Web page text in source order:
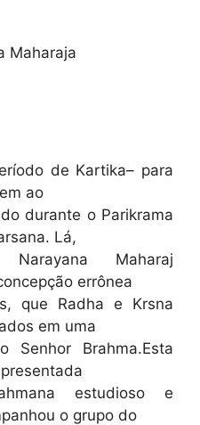
Maharaja
de Kartika– para
ao
durante o Parikrama
Lá,
Narayana Maharaj
errônea
que Radha e Krsna
em uma
Senhor Brahma.Esta
estudioso e
o grupo do